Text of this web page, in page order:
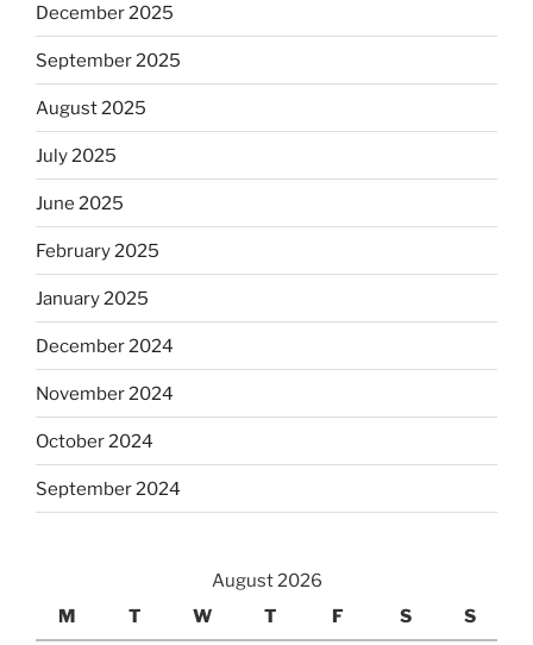
December 2025
September 2025
August 2025
July 2025
June 2025
February 2025
January 2025
December 2024
November 2024
October 2024
September 2024
August 2026
M
T W T F S S